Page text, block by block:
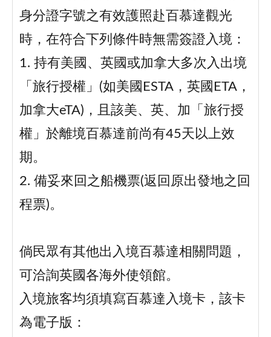
身分證字號之有效護照赴百慕達觀光
時，在符合下列條件時無需簽證入境：
1. 持有美國、英國或加拿大多次入出境
「旅行授權」(如美國ESTA，英國ETA，
加拿大eTA)，且該美、英、加「旅行授
權」於離境百慕達前尚有45天以上效
期。
2. 備妥來回之船機票(返回原出發地之回
程票)。
倘民眾有其他出入境百慕達相關問題，
可洽詢英國各海外使領館。
入境旅客均須填寫百慕達入境卡，該卡
為電子版：